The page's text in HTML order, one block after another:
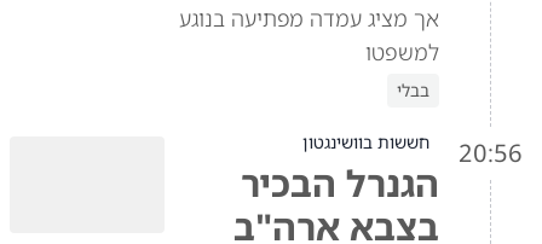
אך מציג עמדה מפתיעה בנוגע
למשפטו
בבלי
20:56 חששות בוושינגטון
הגנרל הבכיר
בצבא ארה"ב